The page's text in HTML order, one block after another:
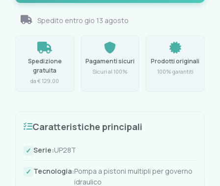
Spedito entro gio 13 agosto
Spedizione
gratuita
da € 129,00
Pagamenti sicuri
Sicuri al 100%
Prodotti originali
100% garantiti
Caratteristiche principali
Serie:UP28T
Tecnologia:Pompa a pistoni multipli per governo
idraulico